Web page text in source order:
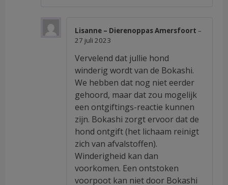
Lisanne – Dierenoppas Amersfoort–
27 juli 2023
Vervelend dat jullie hond
winderig wordt van de Bokashi.
We hebben dat nog niet eerder
gehoord, maar dat zou mogelijk
een ontgiftings-reactie kunnen
zijn. Bokashi zorgt ervoor dat de
hond ontgift (het lichaam reinigt
zich van afvalstoffen).
Winderigheid kan dan
voorkomen. Een ontstoken
voorpoot kan niet door Bokashi